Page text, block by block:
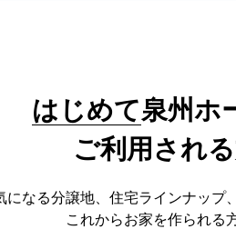
はじめて泉州ホ
ご利用され
になる分譲地、住宅ラインナップ
これからお家を作られる